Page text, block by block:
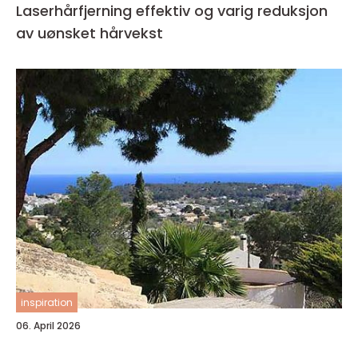
Laserhårfjerning effektiv og varig reduksjon
av uønsket hårvekst
inspiration
06. April 2026